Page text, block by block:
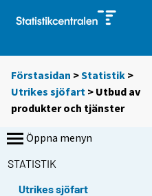
Förstasidan >Statistik >
Utrikes sjöfart > Utbud av
produkter och tjänster
Öppna menyn
STATISTIK
Utrikes sjöfart